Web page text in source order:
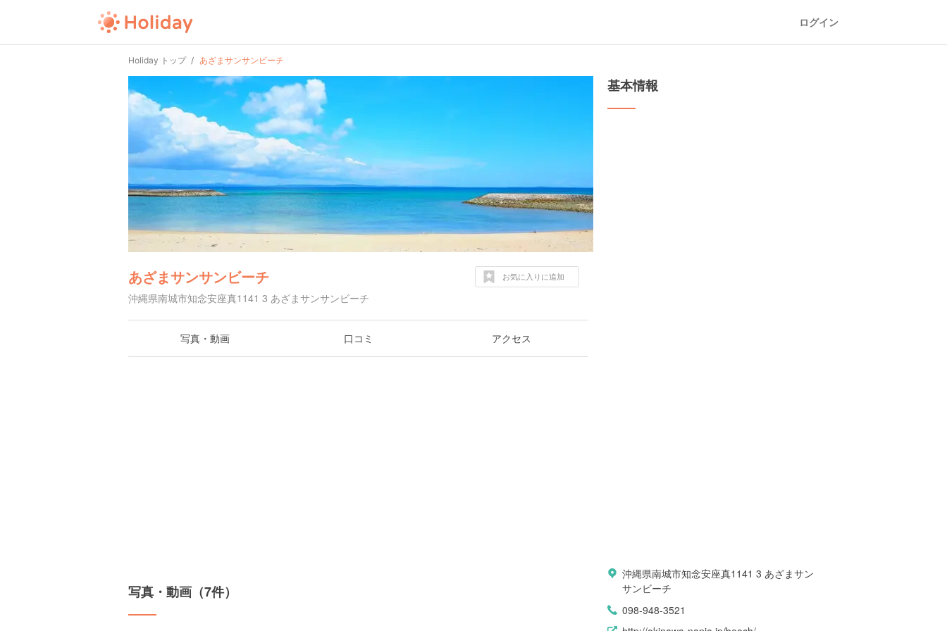
ログイン
Holiday トップ あざまサンサンビーチ
あざまサンサンビーチ
沖縄県南城市知念安座真1141 3 あざまサンサンビーチ
お気に入りに追加
写真・動画 口コミ アクセス
写真・動画（7件）
基本情報
沖縄県南城市知念安座真1141 3 あざまサン
サンビーチ
098-948-3521